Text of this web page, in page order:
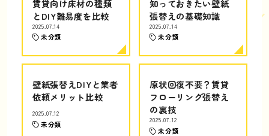
賃貸向け床材の種類
とDIY難易度を比較
2025.07.14
未分類
知っておきたい壁紙
張替えの基礎知識
2025.07.14
未分類
壁紙張替えDIYと業者
依頼メリット比較
2025.07.12
未分類
原状回復不要？賃貸
フローリング張替え
の裏技
2025.07.12
未分類